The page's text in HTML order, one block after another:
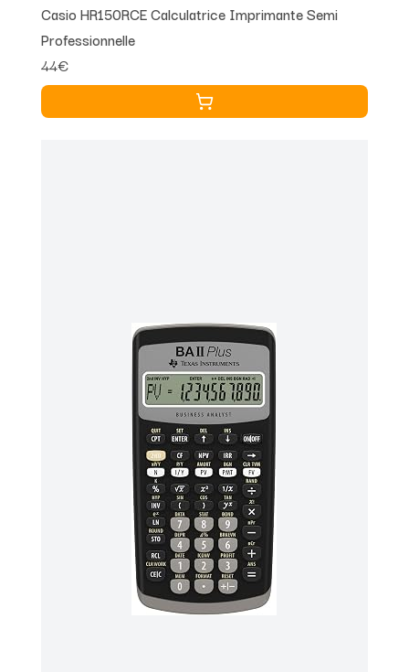
Casio HR150RCE Calculatrice Imprimante Semi
Professionnelle
44€